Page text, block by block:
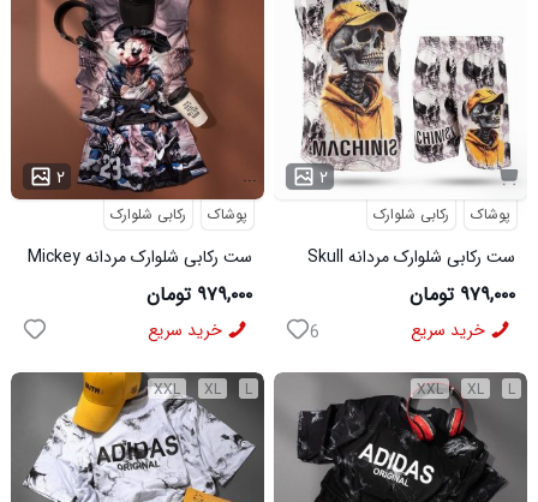
۲ ...
پوشاک رکابی شلوارک
ست رکابی شلوارک مردانه Mickey
مدل 3996
۹۷۹,۰۰۰ تومان
خرید سریع
۲
پوشاک رکابی شلوارک
ست رکابی شلوارک مردانه Skull
مدل 3995
۹۷۹,۰۰۰ تومان
خرید سریع 6
L
XL
XXL L
XL
XXL